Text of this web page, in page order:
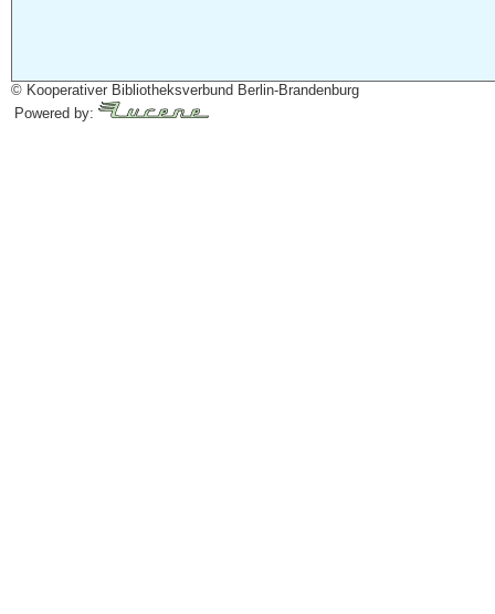
© Kooperativer Bibliotheksverbund Berlin-Brandenburg
Powered by: